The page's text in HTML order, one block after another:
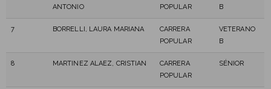
ANTONIO
POPULAR
B
7 BORRELLI, LAURA MARIANA
CARRERA
POPULAR
VETERANO
B
8 MARTINEZ ALAEZ, CRISTIAN
CARRERA
POPULAR
SÉNIOR